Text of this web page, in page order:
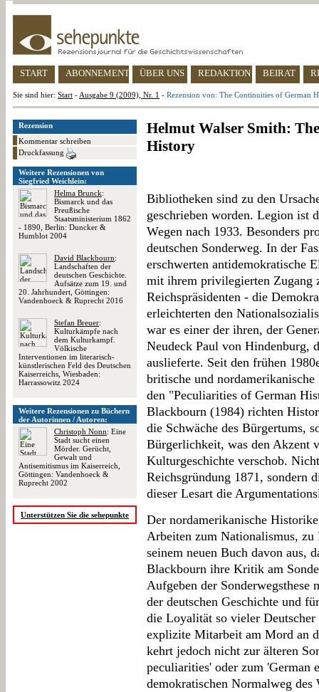
START ABONNEMENT ÜBER UNS REDAKTION BEIRAT
Sie sind hier: Start - Ausgabe 9 (2009), Nr. 1 - Rezension von: The Continuities of German
Rezension
Kommentar schreiben
Druckfassung
Weitere Rezensionen von
Siegfried Weichlein:
Helma Brunck:
Bismarck und das
Preußische
Staatsministerium 1862
- 1890, Berlin: Duncker &
Humblot 2004
David Blackbourn:
Landschaften der
deutschen Geschichte.
Aufsätze zum 19. und
20. Jahrhundert, Göttingen:
Vandenhoeck & Ruprecht 2016
Stefan Breuer:
Kulturkämpfe nach
dem Kulturkampf.
Völkische
Interventionen im literarisch-
künstlerischen Feld des Deutschen
Kaiserreichs, Wiesbaden:
Harrassowitz 2024
Weitere Rezensionen zu Büchern
der Autorinnen / Autoren:
Christoph Nonn: Eine
Stadt sucht einen
Mörder. Gerücht,
Gewalt und
Antisemitismus im Kaiserreich,
Göttingen: Vandenhoeck &
Ruprecht 2002
Unterstützen Sie die sehepunkte
Helmut Walser Smith:
History
Bibliotheken sind zu den
geschrieben worden. Legion ist
Wegen nach 1933. Besonders
deutschen Sonderweg. In der
erschwerten antidemokratische
mit ihrem privilegierten Zugang
Reichspräsidenten - die
erleichterten den
war es einer der ihren, der
Neudeck Paul von Hindenburg,
auslieferte. Seit den frühen
britische und
den "Peculiarities of German
Blackbourn (1984) richten
die Schwäche des Bürgertums,
Bürgerlichkeit, was den Akzent
Kulturgeschichte verschob.
Reichsgründung 1871, sondern
dieser Lesart die
Der nordamerikanische
Arbeiten zum Nationalismus,
seinem neuen Buch davon aus,
Blackbourn ihre Kritik am
Aufgeben der
der deutschen Geschichte und
die Loyalität so vieler
explizite Mitarbeit am Mord an
kehrt jedoch nicht zur älteren
peculiarities' oder zum 'German
demokratischen Normalweg des